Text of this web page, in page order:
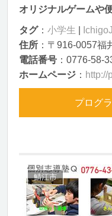
オリジナルゲームや
タグ： 小学生
住所 ：〒916-0057福
電話番号 ：0776-58-
ホームページ ： http://
プログ
鯖江市